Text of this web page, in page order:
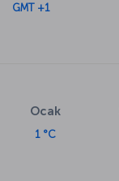
GMT +1
Ocak
1 °C